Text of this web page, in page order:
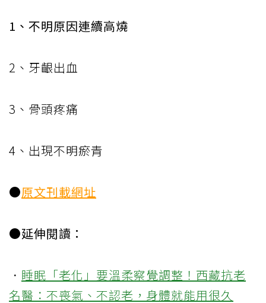
1、不明原因連續高燒
2、牙齦出血
3、骨頭疼痛
4、出現不明瘀青
●原文刊載網址
●延伸閱讀：
． 睡眠「老化」要溫柔察覺調整！西藏抗老
名醫：不喪氣、不認老，身體就能用很久